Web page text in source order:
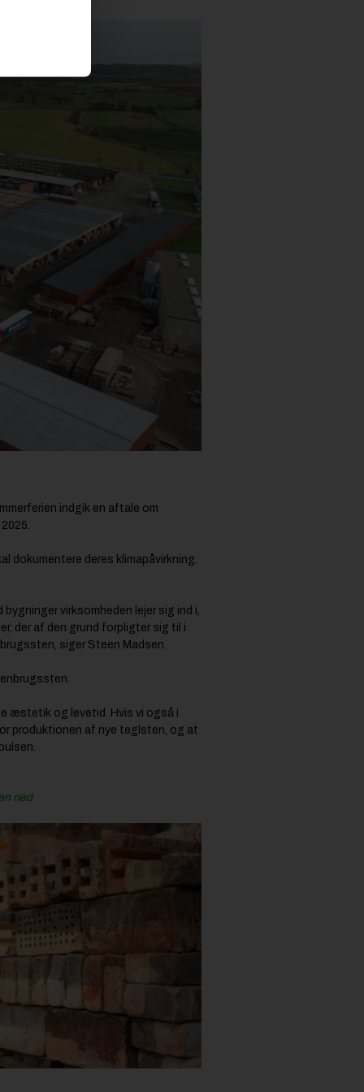
indgik en aftale om
dokumentere deres klimapåvirkning.
virksomheden lejer sig ind i,
der af den grund forpligter sig til i
siger Steen Madsen.
æstetik og levetid. Hvis vi også i
produktionen af nye teglsten, og at
ned